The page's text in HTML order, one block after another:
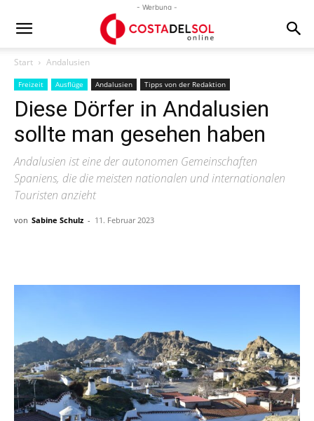
- Werbung -
Start Andalusien
Freizeit Ausflüge Andalusien Tipps von der Redaktion
Diese Dörfer in Andalusien
sollte man gesehen haben
Andalusien ist eine der autonomen Gemeinschaften
Spaniens, die die meisten nationalen und internationalen
Touristen anzieht
von Sabine Schulz - 11. Februar 2023